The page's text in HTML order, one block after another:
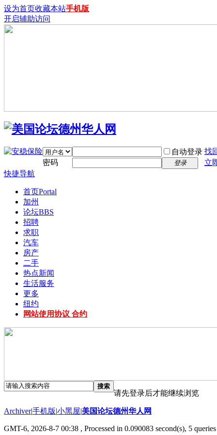
设为首页收藏本站手机版
开启辅助访问
自动登录 找
密码
登录
立
快捷导航
首页Portal
加州
论坛BBS
招聘
求职
汽车
房产
二手
热点新闻
生活服务
更多
纽约
网站使用协议 合约
搜索
请先登录后才能继续浏览
Archiver|手机版|小黑屋|美国论坛德州华人网
GMT-6, 2026-8-7 00:38 , Processed in 0.090083 second(s), 5